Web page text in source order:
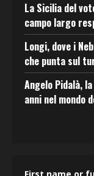
La Sicilia del
campo largo
Longi, dove i
che punta sul
Angelo Pidalà,
anni nel mondo